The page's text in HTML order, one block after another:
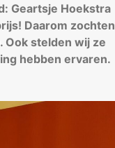
Geartsje Hoekstra
Daarom zochten
stelden wij ze
hebben ervaren.